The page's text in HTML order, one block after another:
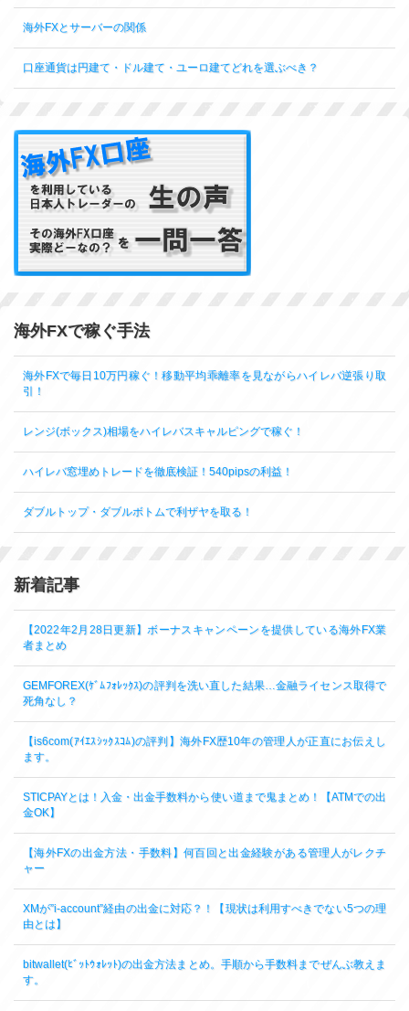
海外FXとサーバーの関係
口座通貨は円建て・ドル建て・ユーロ建てどれを選ぶべき？
海外FXで稼ぐ手法
海外FXで毎日10万円稼ぐ！移動平均乖離率を見ながらハイレバ逆張り取
引！
レンジ(ボックス)相場をハイレバスキャルピングで稼ぐ！
ハイレバ窓埋めトレードを徹底検証！540pipsの利益！
ダブルトップ・ダブルボトムで利ザヤを取る！
新着記事
【2022年2月28日更新】ボーナスキャンペーンを提供している海外FX業
者まとめ
GEMFOREX(ｹﾞﾑﾌｫﾚｯｸｽ)の評判を洗い直した結果…金融ライセンス取得で
死角なし？
【is6com(ｱｲｴｽｼｯｸｽｺﾑ)の評判】海外FX歴10年の管理人が正直にお伝えし
ます。
STICPAYとは！入金・出金手数料から使い道まで鬼まとめ！【ATMでの出
金OK】
【海外FXの出金方法・手数料】何百回と出金経験がある管理人がレクチ
ャー
XMが”i-account”経由の出金に対応？！【現状は利用すべきでない5つの理
由とは】
bitwallet(ﾋﾞｯﾄｳｫﾚｯﾄ)の出金方法まとめ。手順から手数料までぜんぶ教えま
す。